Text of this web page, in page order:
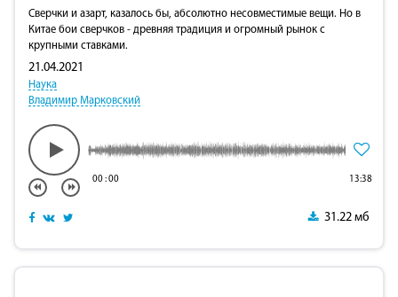
Сверчки и азарт, казалось бы, абсолютно несовместимые вещи. Но в
Китае бои сверчков - древняя традиция и огромный рынок с
крупными ставками.
21.04.2021
Наука
Владимир Марковский
00:00 13:38
31.22 мб